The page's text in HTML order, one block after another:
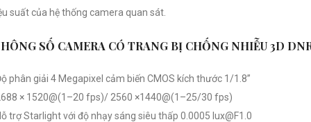
suất của hệ thống camera quan sát.
SỐ CAMERA CÓ TRANG BỊ CHỐNG NHIỄU 3D
phân giải 4 Megapixel cảm biến CMOS kích thước 1/1.8”
× 1520@(1–20 fps)/ 2560 ×1440@(1–25/30 fps)
trợ Starlight với độ nhạy sáng siêu thấp 0.0005 lux@F1.0